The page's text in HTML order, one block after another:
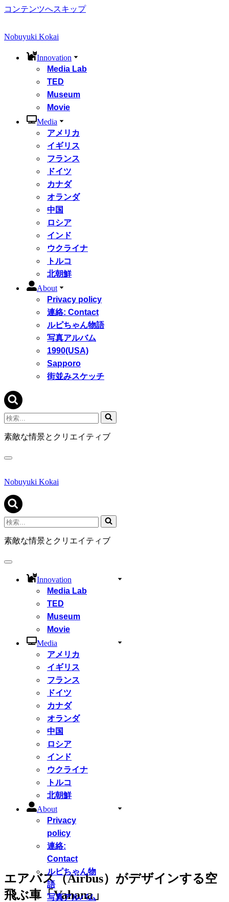
コンテンツへスキップ
Nobuyuki Kokai
Innovation
Media Lab
TED
Museum
Movie
Media
アメリカ
イギリス
フランス
ドイツ
カナダ
オランダ
中国
ロシア
インド
ウクライナ
トルコ
北朝鮮
About
Privacy policy
連絡: Contact
ルピちゃん物語
写真アルバム
1990(USA)
Sapporo
街並みスケッチ
検
索...
素敵な情景とクリエイティブ
ナ
ゲ
シ
ョ
ン
メ
ニ
ュ
Nobuyuki Kokai
検
索...
素敵な情景とクリエイティブ
ナ
Innovation
Media Lab
TED
Museum
Movie
Media
アメリカ
イギリス
フランス
ドイツ
カナダ
オランダ
中国
ロシア
インド
ウクライナ
トルコ
北朝鮮
About
Privacy
policy
連絡:
Contact
ルピちゃん物
語
写真アルバム
エアバス（Airbus）がデザインする空
飛ぶ車「Vahana」